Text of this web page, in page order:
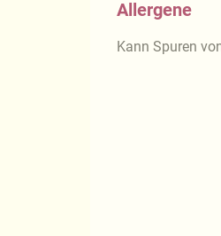
Allergene
Kann Spuren